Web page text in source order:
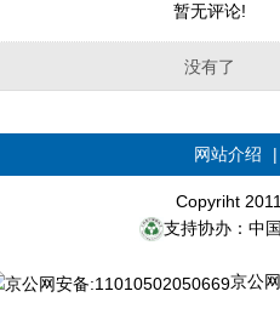
暂无评论!
没有了
网站介绍
Copyriht
支持协办：中
京公